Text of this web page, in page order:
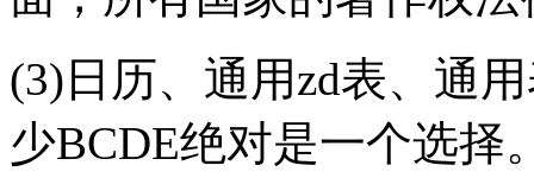
(3)日历、通用zd表、通
少BCDE绝对是一个选择